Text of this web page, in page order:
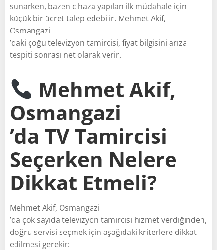
sunarken, bazen cihaza yapılan ilk müdahale için
küçük bir ücret talep edebilir. Mehmet Akif,
Osmangazi
’daki çoğu televizyon tamircisi, fiyat bilgisini arıza
tespiti sonrası net olarak verir.
Mehmet Akif,
Osmangazi
’da TV Tamircisi
Seçerken Nelere
Dikkat Etmeli?
Mehmet Akif, Osmangazi
’da çok sayıda televizyon tamircisi hizmet verdiğinden,
doğru servisi seçmek için aşağıdaki kriterlere dikkat
edilmesi gerekir: